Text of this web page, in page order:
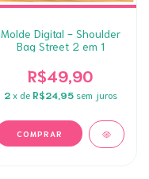
Molde Digital - Shoulder
Bag Street 2 em 1
R$49,90
2 x de R$24,95 sem juros